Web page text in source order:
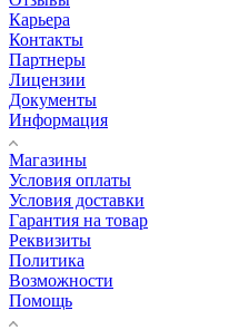
Карьера
Контакты
Партнеры
Лицензии
Документы
Информация
Магазины
Условия оплаты
Условия доставки
Гарантия на товар
Реквизиты
Политика
Возможности
Помощь